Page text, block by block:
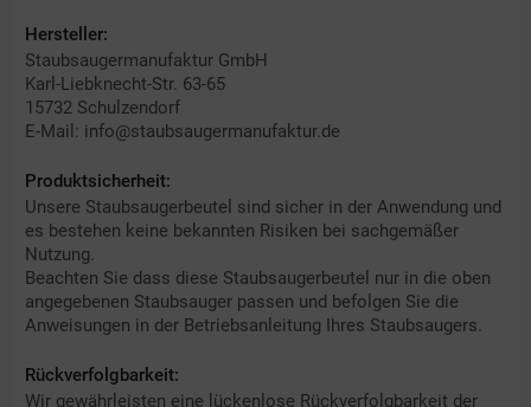
Hersteller:
Staubsaugermanufaktur GmbH
Karl-Liebknecht-Str. 63-65
15732 Schulzendorf
E-Mail: info@staubsaugermanufaktur.de
Produktsicherheit:
Unsere Staubsaugerbeutel sind sicher in der Anwendung und
es bestehen keine bekannten Risiken bei sachgemäßer
Nutzung.
Beachten Sie dass diese Staubsaugerbeutel nur in die oben
angegebenen Staubsauger passen und befolgen Sie die
Anweisungen in der Betriebsanleitung Ihres Staubsaugers.
Rückverfolgbarkeit:
Wir gewährleisten eine lückenlose Rückverfolgbarkeit der